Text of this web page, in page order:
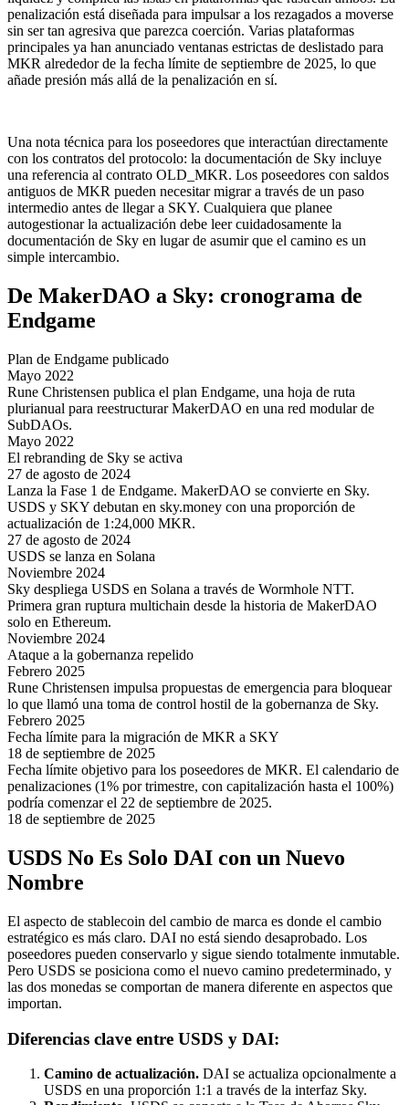
penalización está diseñada para impulsar a los rezagados a moverse
sin ser tan agresiva que parezca coerción. Varias plataformas
principales ya han anunciado ventanas estrictas de deslistado para
MKR alrededor de la fecha límite de septiembre de 2025, lo que
añade presión más allá de la penalización en sí.
Una nota técnica para los poseedores que interactúan directamente
con los contratos del protocolo: la documentación de Sky incluye
una referencia al contrato OLD_MKR. Los poseedores con saldos
antiguos de MKR pueden necesitar migrar a través de un paso
intermedio antes de llegar a SKY. Cualquiera que planee
autogestionar la actualización debe leer cuidadosamente la
documentación de Sky en lugar de asumir que el camino es un
simple intercambio.
De MakerDAO a Sky: cronograma de
Endgame
Plan de Endgame publicado
Mayo 2022
Rune Christensen publica el plan Endgame, una hoja de ruta
plurianual para reestructurar MakerDAO en una red modular de
SubDAOs.
Mayo 2022
El rebranding de Sky se activa
27 de agosto de 2024
Lanza la Fase 1 de Endgame. MakerDAO se convierte en Sky.
USDS y SKY debutan en sky.money con una proporción de
actualización de 1:24,000 MKR.
27 de agosto de 2024
USDS se lanza en Solana
Noviembre 2024
Sky despliega USDS en Solana a través de Wormhole NTT.
Primera gran ruptura multichain desde la historia de MakerDAO
solo en Ethereum.
Noviembre 2024
Ataque a la gobernanza repelido
Febrero 2025
Rune Christensen impulsa propuestas de emergencia para bloquear
lo que llamó una toma de control hostil de la gobernanza de Sky.
Febrero 2025
Fecha límite para la migración de MKR a SKY
18 de septiembre de 2025
Fecha límite objetivo para los poseedores de MKR. El calendario de
penalizaciones (1% por trimestre, con capitalización hasta el 100%)
podría comenzar el 22 de septiembre de 2025.
18 de septiembre de 2025
USDS No Es Solo DAI con un Nuevo
Nombre
El aspecto de stablecoin del cambio de marca es donde el cambio
estratégico es más claro. DAI no está siendo desaprobado. Los
poseedores pueden conservarlo y sigue siendo totalmente inmutable.
Pero USDS se posiciona como el nuevo camino predeterminado, y
las dos monedas se comportan de manera diferente en aspectos que
importan.
Diferencias clave entre USDS y DAI:
Camino de actualización. DAI se actualiza opcionalmente a
USDS en una proporción 1:1 a través de la interfaz Sky.